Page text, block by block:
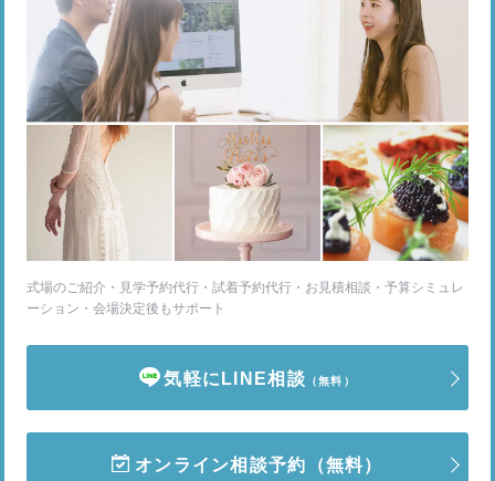
式場のご紹介・見学予約代行・試着予約代行・お見積相談・予算シミュレ
ーション・会場決定後もサポート
気軽にLINE相談 （無料）
オンライン相談予約 （無料）